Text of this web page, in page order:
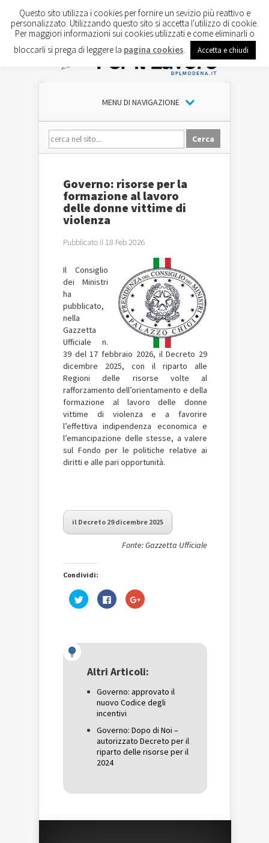
MENU DI NAVIGAZIONE
Governo: risorse per la
formazione al lavoro
delle donne vittime di
violenza
Pubblicato il 18 Feb 2026
Il Consiglio
dei Ministri
ha
pubblicato,
nella
Gazzetta
Ufficiale n.
39 del 17 febbraio 2026, il Decreto 29
dicembre 2025, con il riparto alle
Regioni delle risorse volte al
rafforzamento dell’orientamento e della
formazione al lavoro delle donne
vittime di violenza e a favorire
l’effettiva indipendenza economica e
l’emancipazione delle stesse, a valere
sul Fondo per le politiche relative ai
diritti e alle pari opportunità.
il Decreto 29 dicembre 2025
Fonte: Gazzetta Ufficiale
Condividi:
Fai
clic
una
nuova
Fai
clic
nuova
finestra)
Fai
clic
una
nuova
Altri Articoli:
Governo: approvato il
nuovo Codice degli
incentivi
Governo: Dopo di Noi –
autorizzato Decreto per il
riparto delle risorse per il
2024
Questo sito utilizza i cookies per fornire un sevizio più reattivo e
personalizzato. Utilizzando questo sito si accetta l'utilizzo di cookie.
Per maggiori informazioni sui cookies utilizzati e come eliminarli o
bloccarli si prega di leggere la pagina cookies Accetta e chiudi